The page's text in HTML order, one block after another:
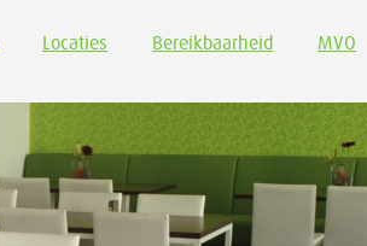
Locaties Bereikbaarheid MVO